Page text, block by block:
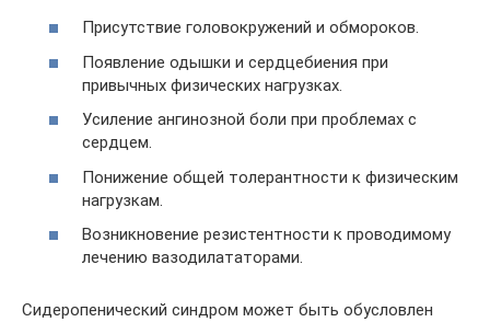
Присутствие головокружений и обмороков.
Появление одышки и сердцебиения при
привычных физических нагрузках.
Усиление ангинозной боли при проблемах с
сердцем.
Понижение общей толерантности к физическим
нагрузкам.
Возникновение резистентности к проводимому
лечению вазодилататорами.
Сидеропенический синдром может быть обусловлен